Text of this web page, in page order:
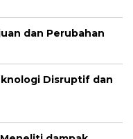
dan Perubahan
Disruptif dan